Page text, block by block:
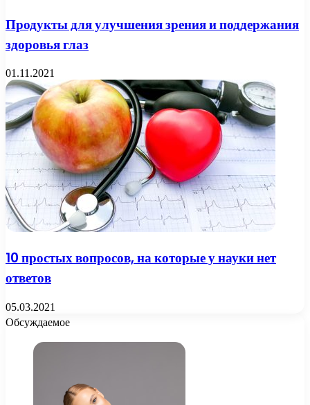
Продукты для улучшения зрения и поддержания
здоровья глаз
01.11.2021
10 простых вопросов, на которые у науки нет
ответов
05.03.2021
Обсуждаемое